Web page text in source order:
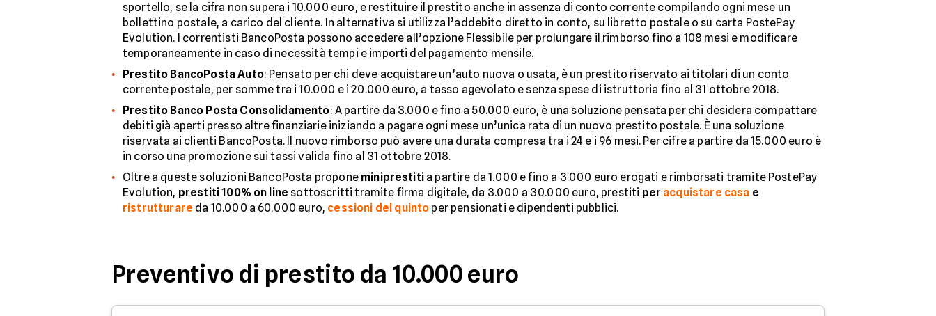
sportello, se la cifra non supera i 10.000 euro, e restituire il prestito anche in assenza di conto corrente compilando ogni mese un
bollettino postale, a carico del cliente. In alternativa si utilizza l’addebito diretto in conto, su libretto postale o su carta PostePay
Evolution. I correntisti BancoPosta possono accedere all’opzione Flessibile per prolungare il rimborso fino a 108 mesi e modificare
temporaneamente in caso di necessità tempi e importi del pagamento mensile.
Prestito BancoPosta Auto: Pensato per chi deve acquistare un’auto nuova o usata, è un prestito riservato ai titolari di un conto
corrente postale, per somme tra i 10.000 e i 20.000 euro, a tasso agevolato e senza spese di istruttoria fino al 31 ottobre 2018.
Prestito Banco Posta Consolidamento: A partire da 3.000 e fino a 50.000 euro, è una soluzione pensata per chi desidera compattare
debiti già aperti presso altre finanziarie iniziando a pagare ogni mese un’unica rata di un nuovo prestito postale. È una soluzione
riservata ai clienti BancoPosta. Il nuovo rimborso può avere una durata compresa tra i 24 e i 96 mesi. Per cifre a partire da 15.000 euro è
in corso una promozione sui tassi valida fino al 31 ottobre 2018.
Oltre a queste soluzioni BancoPosta propone miniprestitia partire da 1.000 e fino a 3.000 euro erogati e rimborsati tramite PostePay
Evolution, prestiti 100% on line sottoscritti tramite firma digitale, da 3.000 a 30.000 euro, prestiti per acquistare casa e
ristrutturare da 10.000 a 60.000 euro, cessioni del quinto per pensionati e dipendenti pubblici.
Preventivo di prestito da 10.000 euro